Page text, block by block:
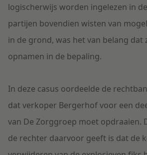
logischerwijs worden ingelezen in
partijen bovendien wisten van
in de grond, was het van belang dat
opnamen in de bepaling.
In deze casus oordeelde de
dat verkoper Bergerhof voor een
van De Zorggroep moet opdraaien.
de rechter daarvoor geeft is dat de